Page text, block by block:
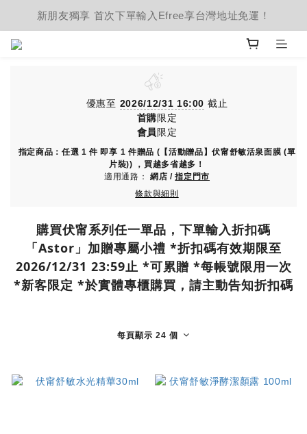
新朋友獨享 首次下單輸入Efree享台灣地址免運！
優惠至 2026/12/31 16:00 截止
首購限定
會員 限定
指定商品：任選 1 件 即享 1 件贈品 (【活動贈品】伏甯舒敏活泉面膜 (單
片裝)) ，買越多省越多！
適用通路： 網店 / 指定門市
條款與細則
購買伏甯系列任一單品，下單輸入折扣碼
「Astor」加贈專屬小禮 *折扣碼有效期限至
2026/12/31 23:59止 *可累贈 *每帳號限用一次
*新客限定 *於實體專櫃購買，請主動告知折扣碼
每頁顯示 24 個